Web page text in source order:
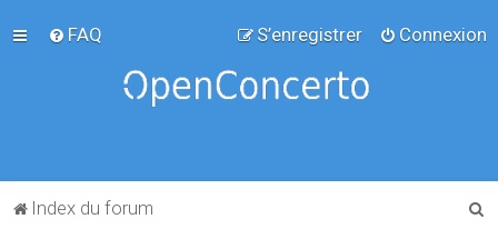
FAQ Connexion
S’enregistrer
Index du forum